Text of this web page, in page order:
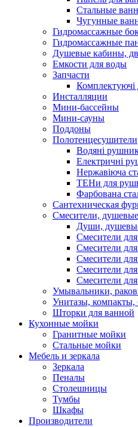
Стальные
Чугунные
Гидромассажные
Гидромассажные
Душевые кабины,
Емкости для воды
Запчасти
Инсталляции
Мини-бассейны
Мини-сауны
Поддоны
Полотенцесушители
Водяні
Електричні
Нержавіюча
ТЕНи для
Фарбована
Сантехническая
Смесители,
Души,
Смесители
Смесители
Смесители
Смесители
Смесители
Умывальники,
Унитазы, компакты,
Шторки для ванной
Кухонные мойки
Гранитные мойки
Стальные мойки
Мебель и зеркала
Зеркала
Пеналы
Столешницы
Тумбы
Шкафы
Производители